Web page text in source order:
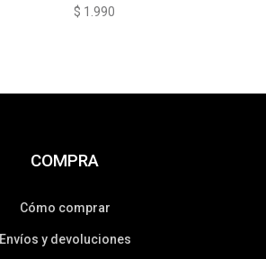
$ 1.990
COMPRA
Cómo comprar
Envíos y devoluciones